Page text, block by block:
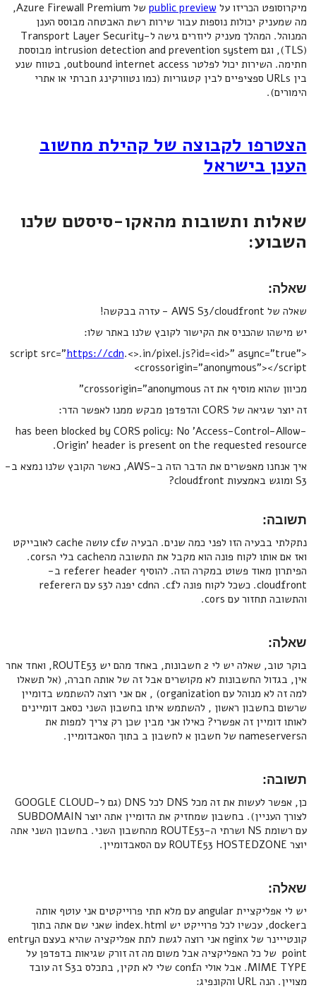
מיקרוסופט הכריזו על public preview
של Azure Firewall Premium,
מה שמעניק יכולות נוספות עבור שירות רשת האבטחה מבוסס הענן
המנוהל. המהלך מעניק ליוזרים גישה ל-Transport Layer Security
(TLS), וגם intrusion detection and prevention system מבוססת
חתימה. השירות יכול לפלטר outbound internet access, בטווח שנע
בין URLs ספציפיים לבין קטגוריות (כמו נטוורקינג חברתי או אתרי
הימורים).
הצטרפו לקבוצה של קהילת מחשוב
הענן בישראל
שאלות ותשובות מהאקו-סיסטם שלנו
השבוע:
שאלה:
שאלה של AWS S3/cloudfront - עזרה בבקשה!
יש מישהו שהכניס את הקישור לקובץ שלנו באתר שלו:
<script src="
https://cdn.<>.in/pixel.js?id=<id>" async="true"
crossorigin="anonymous"></script>
מכיוון שהוא מוסיף את זה crossorigin="anonymous"
זה יוצר שגיאה של CORS והדפדפן מבקש ממנו לאפשר הדר:
has been blocked by CORS policy: No 'Access-Control-Allow-
Origin' header is present on the requested resource.
איך אנחנו מאפשרים את הדבר הזה ב-AWS, כאשר הקובץ שלנו נמצא ב-
S3 ומוגש באמצעות cloudfront?
תשובה:
נתקלתי בבעיה הזו לפני כמה שנים. הבעיה שcf עושה cache לאובייקט
ואז אם אותו לקוח פונה הוא מקבל את התשובה מהcache בלי הcors.
הפיתרון מאוד פשוט במקרה הזה. להוסיף referer header ב-
cloudfront. כשכל לקוח פונה לcf. הcdn יפנה לs3 עם הreferer
והתשובה תחזור עם cors.
שאלה:
בוקר טוב, שאלה יש לי 2 חשבונות, באחד מהם יש ROUTE53, ואחד אחר
אין, בגדול החשבונות לא מקושרים אבל זה של אותה חברה, (אל תשאלו
למה זה לא מנוהל עם organization) , אם אני רוצה להשתמש בדומיין
שרשום בחשבון ראשון , להשתמש איתו בחשבון השני כסאב דומיינים
לאותו דומיין זה אפשרי? כאילו אני מבין שכן רק צריך למפות את
הnameservers של חשבון א לחשבון ב בתוך הסאבדומיין.
תשובה:
כן, אפשר לעשות את זה מכל DNS לכל DNS (גם ל-GOOGLE CLOUD
לצורך העניין). בחשבון שמחזיק את הדומיין אתה יוצר SUBDOMAIN
עם רשומת NS ושרתי ה-ROUTE53 מהחשבון השני. בחשבון השני אתה
יוצר ROUTE53 HOSTEDZONE עם הסאבדומיין.
שאלה:
יש לי אפליקציית angular עם מלא תתי פרוייקטים אני עוטף אותה
בdocker, עכשיו לכל פרוייקט יש index.html שאני שם אתה בתוך
קונטייינר של nginx אני רוצה לגשת לתת אפליקציה שהיא בעצם הentry
point של כל האפליקציה אבל משום מה זה זורק שגיאות בדפדפן על
MIME TYPE. אבל אולי הconf שלי לא תקין, בתכלס בS3 זה עובד
מצויין. הנה URL והקונפיג: